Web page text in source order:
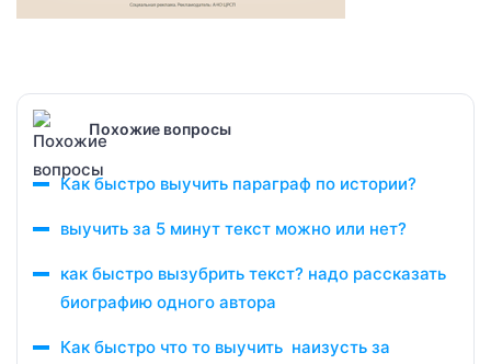
Похожие вопросы
Как быстро выучить параграф по истории?
выучить за 5 минут текст можно или нет?
как быстро вызубрить текст? надо рассказать
биографию одного автора
Как быстро что то выучить наизусть за